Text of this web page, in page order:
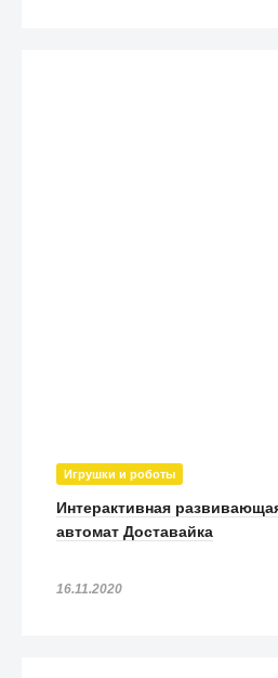
Игрушки и роботы
Интерактивная
автомат Доставайка
16.11.2020